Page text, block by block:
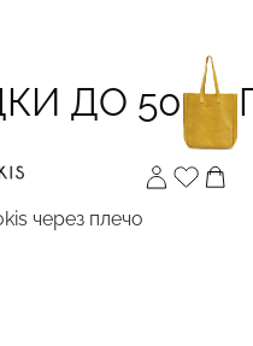
ДО 50
через плечо